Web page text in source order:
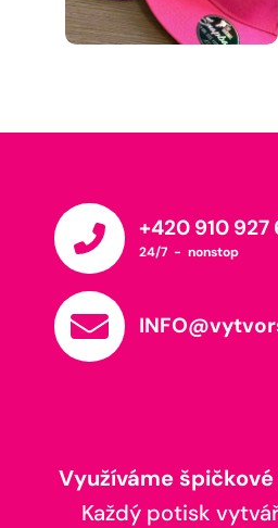
+420 910 927
24/7 - nonstop
Využíváme
Každý potisk